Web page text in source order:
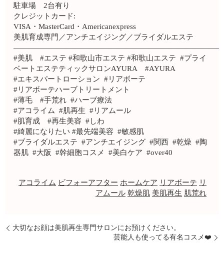
駐車場 2台有り
クレジットカード:
VISA・MasterCard・Americanexpress
美肌育成専門／アンチエイジング／ブライダルエステ
————————————————————————————
#美肌 #エステ #和歌山市エステ #和歌山エステ #プライ
ベートエステティックサロンAYURA #AYURA
#エキスパートローション #リアボーテ
#リアボーテハーブトリートメント
#薄毛 #手荒れ #ハーブ療法
#アコライム #肌再生 #リアムール
#肌育成 #再生美容 #しわ
#綺麗になりたい #最先端美容 #敏感肌
#ブライダルエステ #アンチエイジング #関西 #乾燥 #陶
器肌 #大阪 #幹細胞コスメ #美白ケア #over40
アコライム ビフォーアフター ホームケア リアボーテ リ
アムール 乾燥肌 美肌再生 肌荒れ
大切なお顔は美肌再生専門サロンにお預けください。
芸能人も使ってる有名コスメ❤️